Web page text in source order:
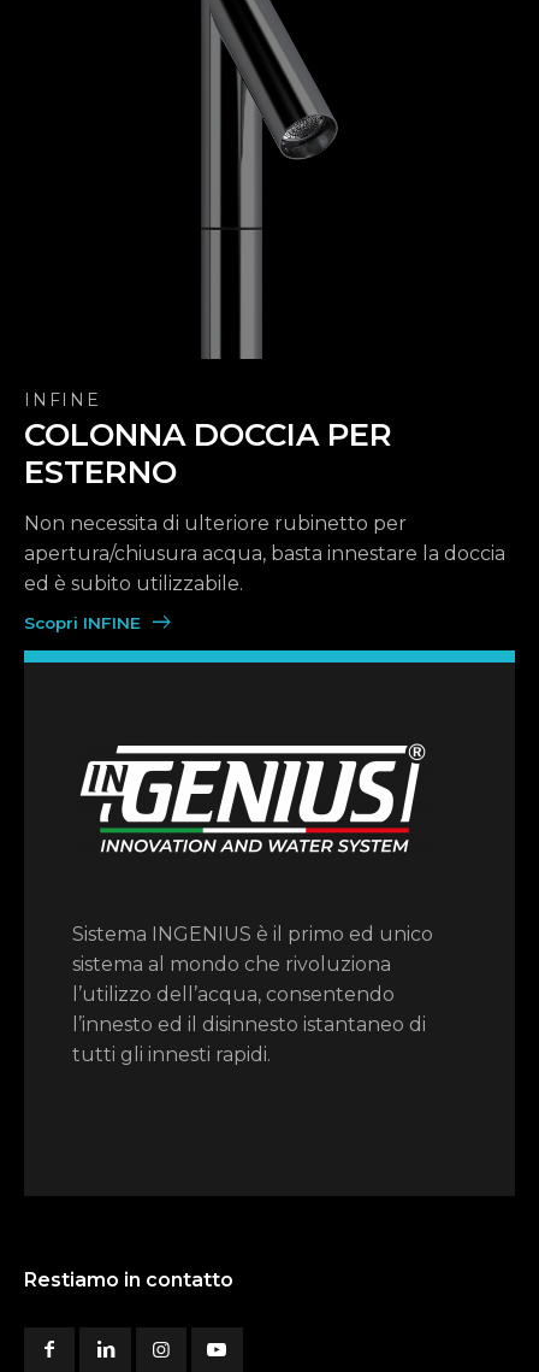
INFINE
COLONNA DOCCIA PER
ESTERNO
Non necessita di ulteriore rubinetto per
apertura/chiusura acqua, basta innestare la doccia
ed è subito utilizzabile.
Scopri INFINE
Sistema INGENIUS è il primo ed unico
sistema al mondo che rivoluziona
l’utilizzo dell’acqua, consentendo
l’innesto ed il disinnesto istantaneo di
tutti gli innesti rapidi.
Restiamo in contatto